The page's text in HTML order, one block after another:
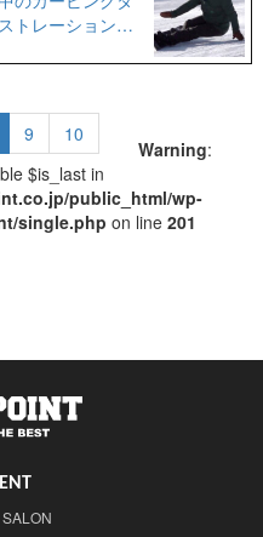
トレーション滑
を余すことなく
9 10
Warning:
$is_last in
public_html/wp-
single.php on line201